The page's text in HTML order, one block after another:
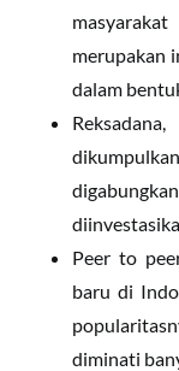
merupakan
dalam
Peer to
baru di
diminati